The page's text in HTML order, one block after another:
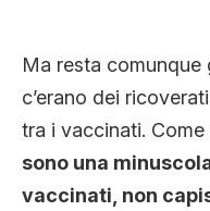
Ma resta comunque
c’erano dei
tra i vaccinati.
sono una
vaccinati, non